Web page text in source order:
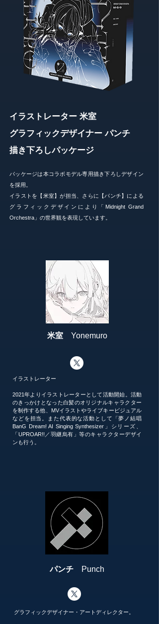
イラストレーター 米室
グラフィックデザイナー パンチ
​描き下ろしパッケージ
パッケージは本コラボモデル専用描き下ろしデザイン
を採用。
イラストを【米室】が担当、さらに【パンチ】による
グラフィックデザインにより「Midnight Grand
Orchestra」の世界観を表現しています。
米室 Yonemuro
イラストレーター
2021年よりイラストレーターとして活動開始。活動
のきっかけとなった白髪のオリジナルキャラクター
を制作する他、MVイラストやライブキービジュアル
などを担当。また代表的な活動として「夢ノ結唱
BanG Dream! AI Singing Synthesizer」シリーズ、
「UPROAR!!／羽継烏有」等のキャラクターデザイ
ンも行う。
パンチ Punch
グラフィックデザイナー・アートディレクター。